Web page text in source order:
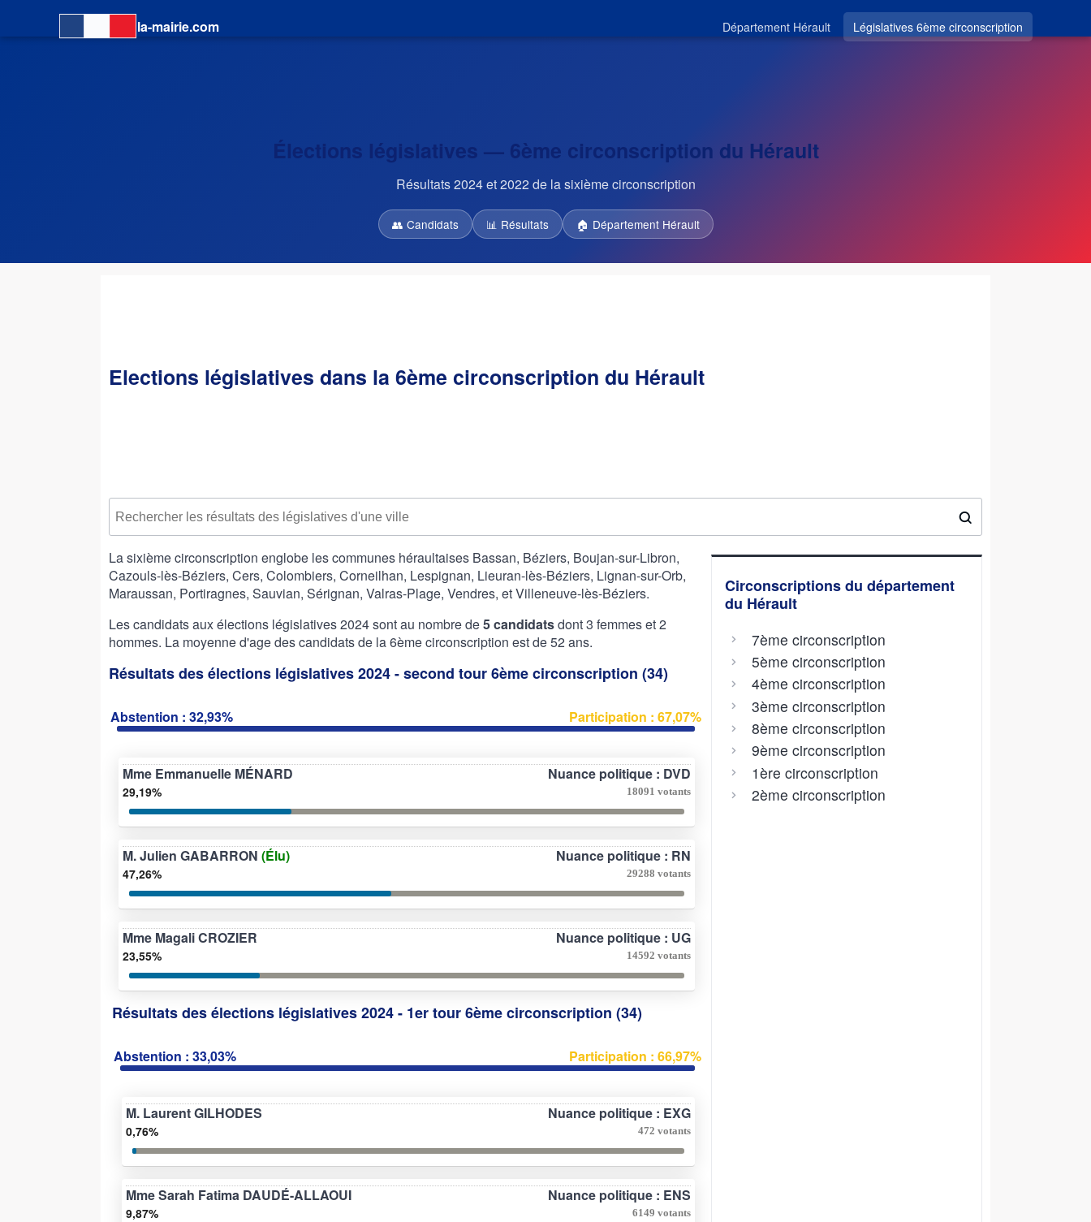
la-mairie.com Département Hérault Législatives 6ème circonscription
Élections législatives — 6ème circonscription du Hérault
Résultats 2024 et 2022 de la sixième circonscription
👥 Candidats 📊 Résultats 🏠 Département Hérault
Elections législatives dans la 6ème circonscription du Hérault
La sixième circonscription englobe les communes héraultaises Bassan, Béziers, Boujan-sur-Libron,
Cazouls-lès-Béziers, Cers, Colombiers, Corneilhan, Lespignan, Lieuran-lès-Béziers, Lignan-sur-Orb,
Maraussan, Portiragnes, Sauvian, Sérignan, Valras-Plage, Vendres, et Villeneuve-lès-Béziers.
Les candidats aux élections législatives 2024 sont au nombre de5 candidatsdont 3 femmes et 2
hommes. La moyenne d'age des candidats de la 6ème circonscription est de 52 ans.
Résultats des élections législatives 2024 - second tour 6ème circonscription (34)
Abstention : 32,93% Participation : 67,07%
Mme Emmanuelle MÉNARD Nuance politique : DVD
29,19% 18091 votants
M. Julien GABARRON (Élu) Nuance politique : RN
47,26% 29288 votants
Mme Magali CROZIER Nuance politique : UG
23,55% 14592 votants
Résultats des élections législatives 2024 - 1er tour 6ème circonscription (34)
Abstention : 33,03% Participation : 66,97%
M. Laurent GILHODES Nuance politique : EXG
0,76% 472 votants
Mme Sarah Fatima DAUDÉ-ALLAOUI Nuance politique : ENS
9,87% 6149 votants
Circonscriptions du département
du Hérault
7ème circonscription
5ème circonscription
4ème circonscription
3ème circonscription
8ème circonscription
9ème circonscription
1ère circonscription
2ème circonscription